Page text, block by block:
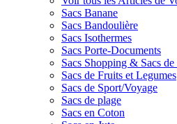
Sacs Banane
Sacs Bandoulière
Sacs Isothermes
Sacs Porte-Documents
Sacs Shopping & Sacs de
Sacs de Fruits et Legumes
Sacs de Sport/Voyage
Sacs de plage
Sacs en Coton